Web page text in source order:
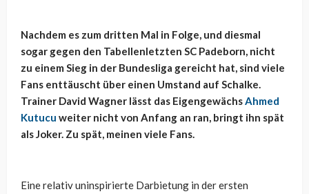
Nachdem es zum dritten Mal in Folge, und diesmal
sogar gegen den Tabellenletzten SC Padeborn, nicht
zu einem Sieg in der Bundesliga gereicht hat, sind viele
Fans enttäuscht über einen Umstand auf Schalke.
Trainer David Wagner lässt das EigengewächsAhmed
Kutucu weiter nicht von Anfang an ran, bringt ihn spät
als Joker. Zu spät, meinen viele Fans.
Eine relativ uninspirierte Darbietung in der ersten